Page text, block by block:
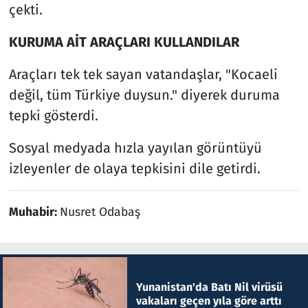
çekti.
KURUMA AİT ARAÇLARI KULLANDILAR
Araçları tek tek sayan vatandaşlar, "Kocaeli
değil, tüm Türkiye duysun." diyerek duruma
tepki gösterdi.
Sosyal medyada hızla yayılan görüntüyü
izleyenler de olaya tepkisini dile getirdi.
Muhabir: Nusret Odabaş
Yunanistan'da Batı Nil virüsü
vakaları geçen yıla göre arttı